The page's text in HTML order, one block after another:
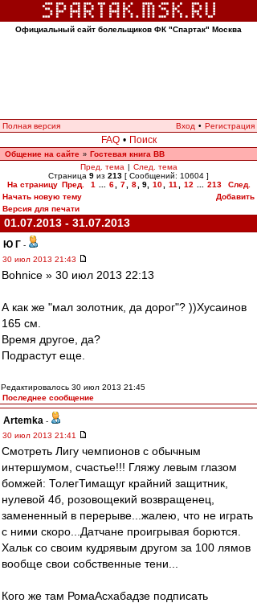
Официальный сайт болельщиков ФК "Спартак" Москва
Полная версия Вход • Регистрация
FAQ • Поиск
Общение на сайте » Гостевая книга ВВ
Пред. тема | След. тема
Страница 9 из 213 [ Сообщений: 10604 ]
На страницу Пред. 1 6 7 8 9, 10 11 12 213
След.
Начать новую тему
Добавить
Версия для печати
01.07.2013 - 31.07.2013
Ю Г -
30 июл 2013 21:43
Bohnice » 30 июл 2013 22:13
А как же "мал золотник, да дорог"? ))Хусаинов
165 см.
Время другое, да?
Подрастут еще.
Редактировалось 30 июл 2013 21:45
Последнее сообщение
Artemka -
30 июл 2013 21:41
Смотреть Лигу чемпионов с обычным
интершумом, счастье!!! Гляжу левым глазом
бомжей: ТолегТимащуг крайний защитник,
нулевой 4б, розовощекий возвращенец,
замененный в перерыве...жалею, что не играть
с ними скоро...Датчане проигрывая борются.
Хальк со своим кудрявым другом за 100 лямов
вообще свои собственные тени...
Кого же там РомаАсхабадзе подписать